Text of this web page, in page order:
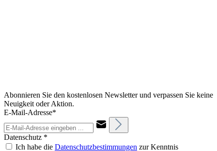
Abonnieren Sie den kostenlosen Newsletter und verpassen Sie keine
Neuigkeit oder Aktion.
E-Mail-Adresse*
Datenschutz *
Ich habe die Datenschutzbestimmungen zur Kenntnis